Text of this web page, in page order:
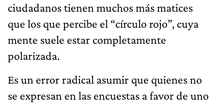
ciudadanos tienen muchos más matices
que los que percibe el “círculo rojo”, cuya
mente suele estar completamente
polarizada.
Es un error radical asumir que quienes no
se expresan en las encuestas a favor de uno